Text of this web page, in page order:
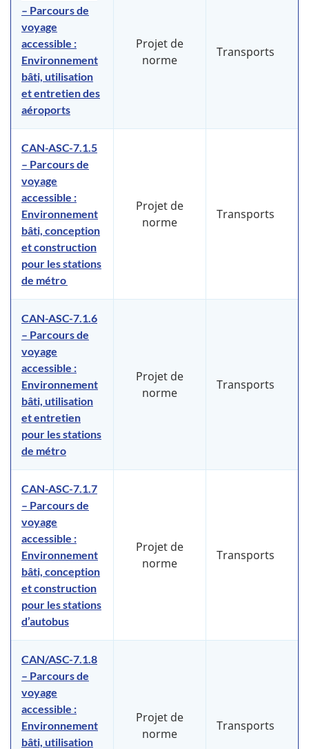
– Parcours de
voyage
accessible :
Environnement
bâti, utilisation
et entretien des
aéroports
Projet de
norme
Transports
CAN-ASC-7.1.5
– Parcours de
voyage
accessible :
Environnement
bâti, conception
et construction
pour les stations
de métro
Projet de
norme
Transports
CAN-ASC-7.1.6
– Parcours de
voyage
accessible :
Environnement
bâti, utilisation
et entretien
pour les stations
de métro
Projet de
norme
Transports
CAN-ASC-7.1.7
– Parcours de
voyage
accessible :
Environnement
bâti, conception
et construction
pour les stations
d’autobus
Projet de
norme
Transports
CAN/ASC-7.1.8
– Parcours de
voyage
accessible :
Environnement
bâti, utilisation
Projet de
norme
Transports